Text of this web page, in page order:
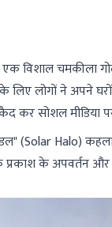
विशाल चमकीला
लिए लोगों ने अपने
कर सोशल मीडिया
(Solar Halo)
के अपवर्तन और